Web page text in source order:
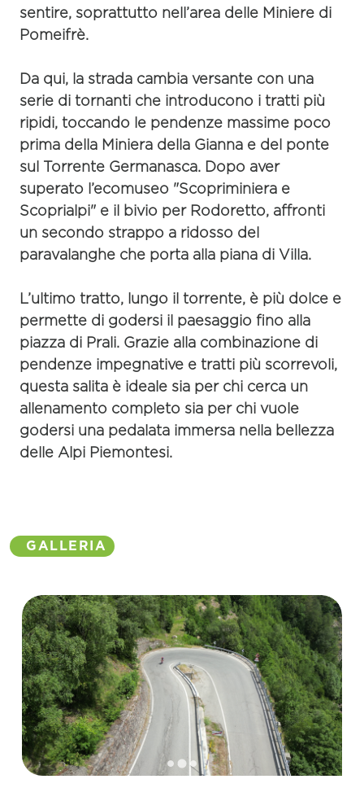
sentire, soprattutto nell’area delle Miniere di
Pomeifrè.
Da qui, la strada cambia versante con una
serie di tornanti che introducono i tratti più
ripidi, toccando le pendenze massime poco
prima della Miniera della Gianna e del ponte
sul Torrente Germanasca. Dopo aver
superato l’ecomuseo "Scopriminiera e
Scoprialpi" e il bivio per Rodoretto, affronti
un secondo strappo a ridosso del
paravalanghe che porta alla piana di Villa.
L’ultimo tratto, lungo il torrente, è più dolce e
permette di godersi il paesaggio fino alla
piazza di Prali. Grazie alla combinazione di
pendenze impegnative e tratti più scorrevoli,
questa salita è ideale sia per chi cerca un
allenamento completo sia per chi vuole
godersi una pedalata immersa nella bellezza
delle Alpi Piemontesi.
GALLERIA